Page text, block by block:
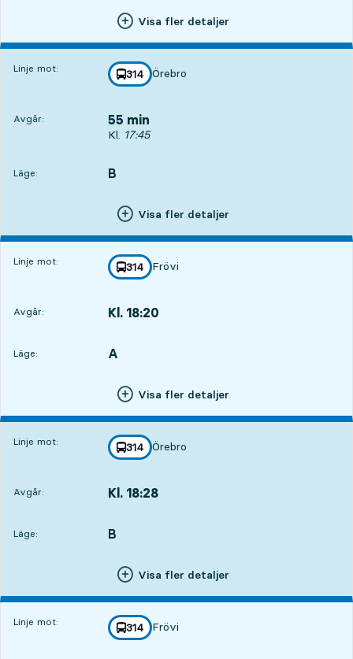
Visa fler detaljer
Linje mot: linje
314
mot
Örebro
,
Avgår: 55 min
Avgår, Kl. 17:45, om 55 min
Kl. 17:45
Läge:
LÄGE, B
,
Visa fler detaljer
Linje mot: linje
314
mot
Frövi
,
Avgår: Kl. 18:20
Läge:
LÄGE, A
,
Visa fler detaljer
Linje mot: linje
314
mot
Örebro
,
Avgår: Kl. 18:28
Läge:
LÄGE, B
,
Visa fler detaljer
Linje mot: linje
314
mot
Frövi
,